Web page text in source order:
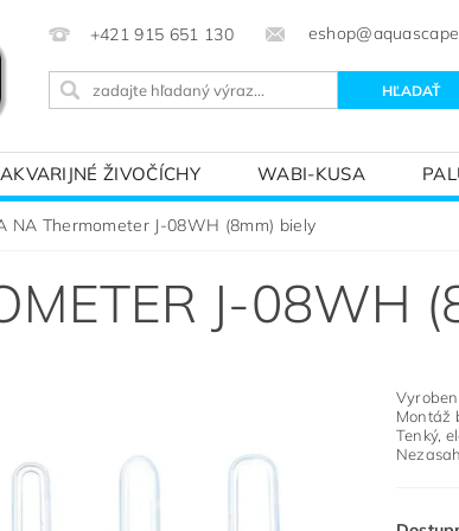
+421 915 651 130
AKVARIJNÉ ŽIVOČÍCHY WABI-KUSA
SVETOM – ZÁKLADY AKVARISTIKY
NA Thermometer J-08WH (8mm) biely
J-08WH
Montáž
Tenký,